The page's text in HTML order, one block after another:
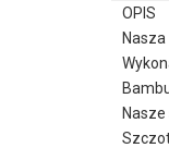
OPIS